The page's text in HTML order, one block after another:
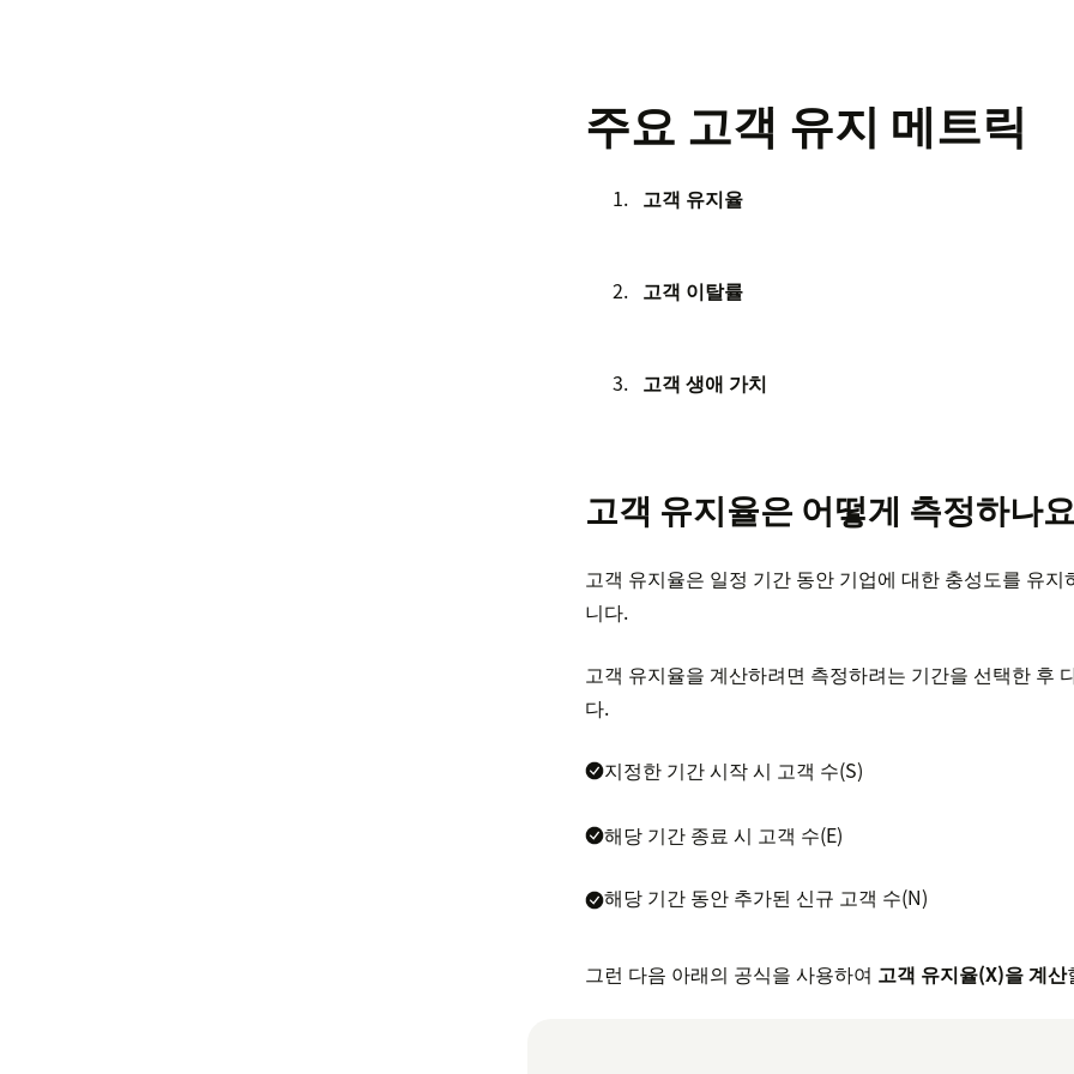
주요 고객 유지 메트릭
고객 유지율
고객 이탈률
고객 생애 가치
고객 유지율은 어떻게 측정하나
고객 유지율은 일정 기간 동안 기업에 대한 충성도를 유
니다.
고객 유지율을 계산하려면 측정하려는 기간을 선택한 후
다.
지정한 기간 시작 시 고객 수(S)
해당 기간 종료 시 고객 수(E)
해당 기간 동안 추가된 신규 고객 수(N)
그런 다음 아래의 공식을 사용하여 고객 유지율(X)을 계산